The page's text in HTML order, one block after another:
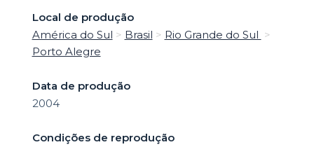
Local de produção
América do Sul > Brasil > Rio Grande do Sul >
Porto Alegre
Data de produção
2004
Condições de reprodução